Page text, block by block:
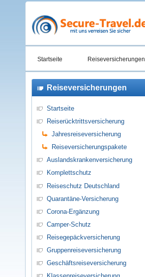
Startseite Reiseversicherungen
Reiseversicherungen
Startseite
Reiserücktrittsversicherung
Jahresreiseversicherung
Reiseversicherungspakete
Auslandskrankenversicherung
Komplettschutz
Reiseschutz Deutschland
Quarantäne-Versicherung
Corona-Ergänzung
Camper-Schutz
Reisegepäckversicherung
Gruppenreiseversicherung
Geschäftsreiseversicherung